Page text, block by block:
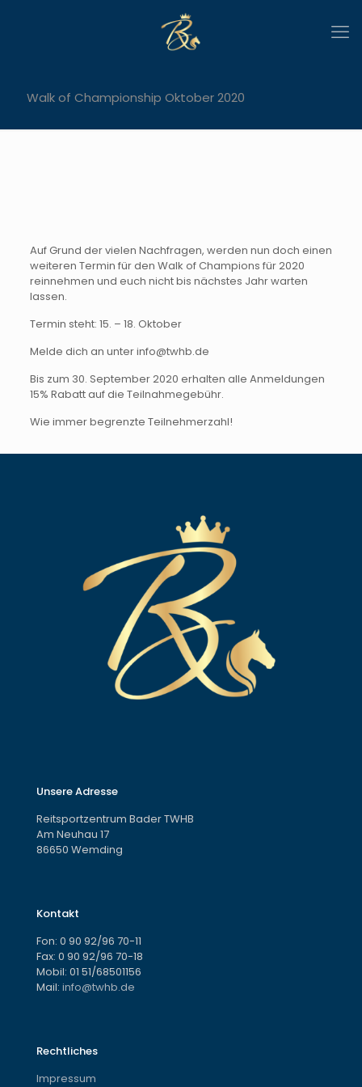
Walk of Championship Oktober 2020
Auf Grund der vielen Nachfragen, werden nun doch einen
weiteren Termin für den Walk of Champions für 2020
reinnehmen und euch nicht bis nächstes Jahr warten
lassen.
Termin steht: 15. – 18. Oktober
Melde dich an unter info@twhb.de
Bis zum 30. September 2020 erhalten alle Anmeldungen
15% Rabatt auf die Teilnahmegebühr.
Wie immer begrenzte Teilnehmerzahl!
Unsere Adresse
Reitsportzentrum Bader TWHB
Am Neuhau 17
86650 Wemding
Kontakt
Fon: 0 90 92/96 70-11
Fax: 0 90 92/96 70-18
Mobil: 01 51/68501156
Mail: info@twhb.de
Rechtliches
Impressum